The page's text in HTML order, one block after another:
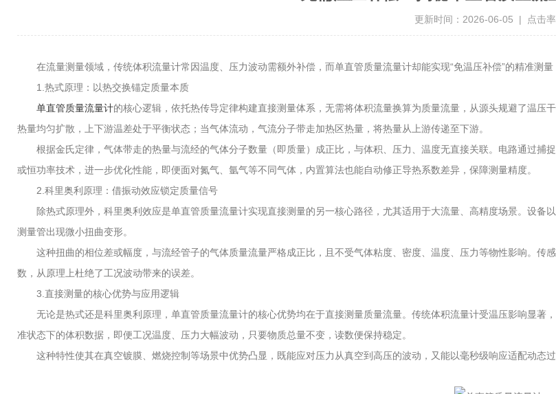
更新时间：2026-06-05 | 点击
在流量测量领域，传统体积流量计常因温度、压力波动需额外补偿，而单直管质量流量计却能实现“免温压补偿”的精准测量
1.热式原理：以热交换锚定质量本质
单直管质量流量计的核心逻辑，依托热传导定律构建直接测量体系，无需将体积流量换算为质量流量，从源头规避了温
热量均匀扩散，上下游温差处于平衡状态；当气体流动，气流分子带走加热区热量，将热量从上游传递至下游。
根据金氏定律，气体带走的热量与流经的气体分子数量（即质量）成正比，与体积、压力、温度无直接关联。电路通过捕
或恒功率技术，进一步优化性能，即便面对氮气、氩气等不同气体，内置算法也能自动修正导热系数差异，保障测量精度。
2.科里奥利原理：借振动效应锁定质量信号
除热式原理外，科里奥利效应是单直管质量流量计实现直接测量的另一核心路径，尤其适用于大流量、高精度场景。设备
测量管出现微小扭曲变形。
这种扭曲的相位差或幅度，与流经管子的气体质量流量严格成正比，且不受气体粘度、密度、温度、压力等物性影响。传
数，从原理上杜绝了工况波动带来的误差。
3.直接测量的核心优势与应用逻辑
无论是热式还是科里奥利原理，单直管质量流量计的核心优势均在于直接测量质量流量。传统体积流量计受温压影响显著
准状态下的体积数据，即便工况温度、压力大幅波动，只要物质总量不变，读数便保持稳定。
这种特性使其在真空镀膜、燃烧控制等场景中优势凸显，既能应对压力从真空到高压的波动，又能以毫秒级响应适配动态过